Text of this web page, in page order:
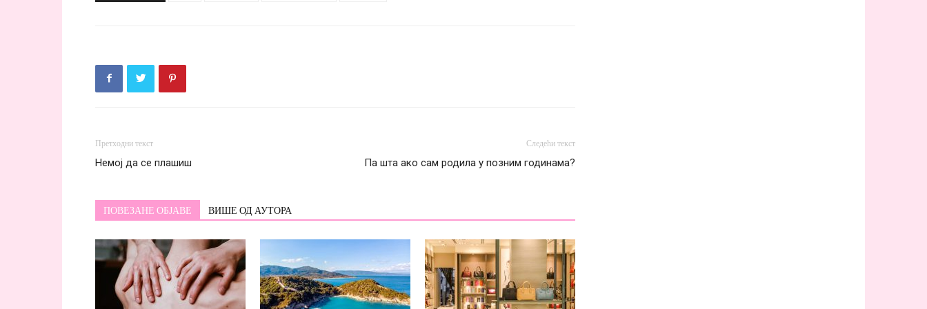
Претходни текст
Немој да се плашиш
Следећи текст
Па шта ако сам родила у позним годинама?
ПОВЕЗАНЕ ОБЈАВЕ ВИШЕ ОД АУТОРА